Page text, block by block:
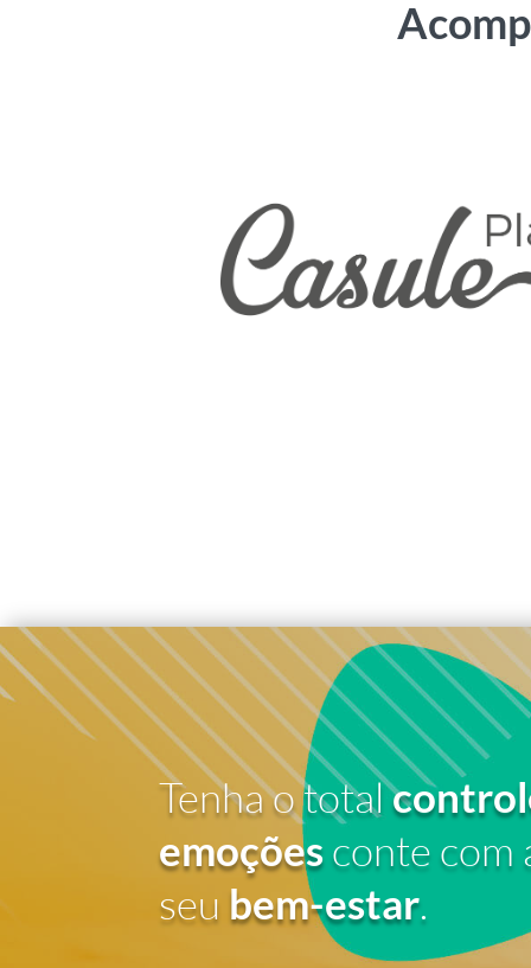
Tenha o total
emoçõesconte com
seu bem-estar.